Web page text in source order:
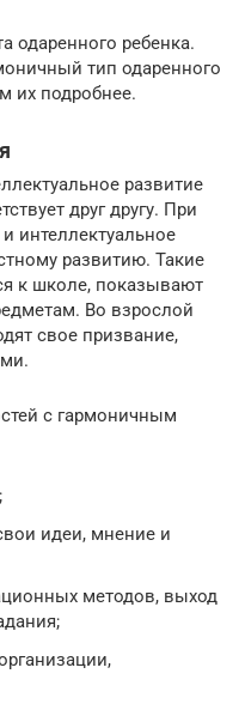
одаренного ребенка.
тип одаренного
их подробнее.
развитие
друг другу. При
интеллектуальное
развитию. Такие
к школе, показывают
Во взрослой
свое призвание,
с гармоничным
;
идеи, мнение и
методов, выход